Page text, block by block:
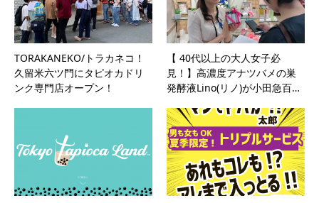
TORAKANEKO/トラカネコ！
久留米六ツ門にタピオカドリ
ンク専門店オープン！
【 40代以上の大人女子必
見！】高濃度アナツバメの巣
発酵液Lino(リノ)が小田急百…